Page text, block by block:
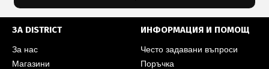
ЗА DISTRICT
За нас
Магазини
ИНФОРМАЦИЯ И ПОМОЩ
Често задавани въпроси
Поръчка